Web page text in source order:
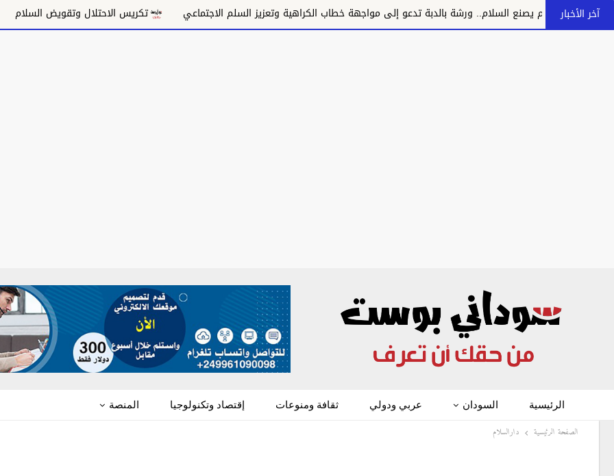
آخر الأخبار
إعلام يصنع السلام.. ورشة بالدبة تدعو إلى مواجهة خطاب الكراهية وتعزيز السلم الاجتماعي تكريس الاحتلال وتقويض السلام
الرئيسية السودان عربي ودولي ثقافة ومنوعات إقتصاد وتكنولوجيا المنصة
الصفحة الرئيسية دارالسلام